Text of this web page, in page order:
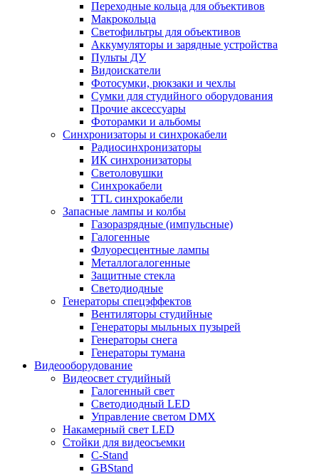
Переходные кольца для объективов
Макрокольца
Светофильтры для объективов
Аккумуляторы и зарядные устройства
Пульты ДУ
Видоискатели
Фотосумки, рюкзаки и чехлы
Сумки для студийного оборудования
Прочие аксессуары
Фоторамки и альбомы
Синхронизаторы и синхрокабели
Радиосинхронизаторы
ИК синхронизаторы
Светоловушки
Синхрокабели
TTL синхрокабели
Запасные лампы и колбы
Газоразрядные (импульсные)
Галогенные
Флуоресцентные лампы
Металлогалогенные
Защитные стекла
Светодиодные
Генераторы спецэффектов
Вентиляторы студийные
Генераторы мыльных пузырей
Генераторы снега
Генераторы тумана
Видеооборудование
Видеосвет студийный
Галогенный свет
Светодиодный LED
Управление светом DMX
Накамерный свет LED
Стойки для видеосъемки
C-Stand
GBStand